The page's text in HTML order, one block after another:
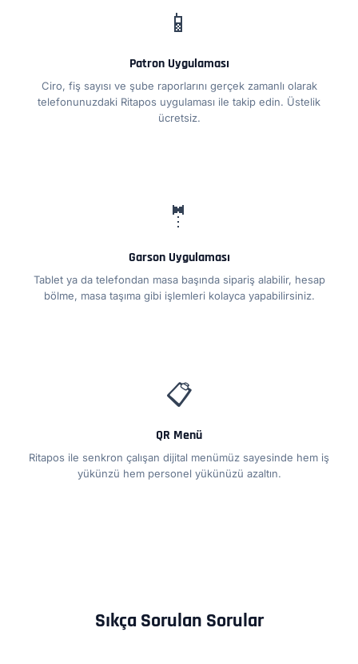
📱
Patron Uygulaması
Ciro, fiş sayısı ve şube raporlarını gerçek zamanlı olarak
telefonunuzdaki Ritapos uygulaması ile takip edin. Üstelik
ücretsiz.
🤵
Garson Uygulaması
Tablet ya da telefondan masa başında sipariş alabilir, hesap
bölme, masa taşıma gibi işlemleri kolayca yapabilirsiniz.
📋
QR Menü
Ritapos ile senkron çalışan dijital menümüz sayesinde hem iş
yükünzü hem personel yükünüzü azaltın.
Sıkça Sorulan Sorular